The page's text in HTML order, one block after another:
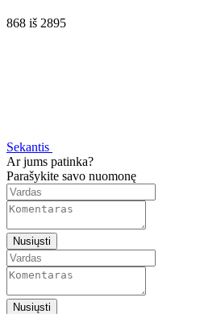
868 iš 2895
Sekantis
Ar jums patinka?
Parašykite savo nuomonę
Nusiųsti
Nusiųsti